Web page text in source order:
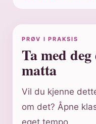
PRØV I PRAKSIS
Ta med
matta
Vil du kjenne
om det? Åpne
eget tempo.